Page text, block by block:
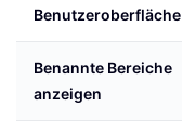
Benutzeroberfläche
Benannte Bereiche
anzeigen